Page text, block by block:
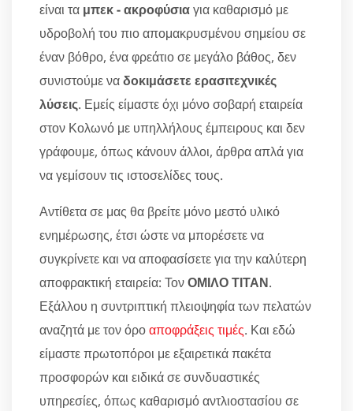
είναι τα μπεκ - ακροφύσιαγια καθαρισμό με
υδροβολή του πιο απομακρυσμένου σημείου σε
έναν βόθρο, ένα φρεάτιο σε μεγάλο βάθος, δεν
συνιστούμε ναδοκιμάσετε ερασιτεχνικές
λύσεις. Εμείς είμαστε όχι μόνο σοβαρή εταιρεία
στον Κολωνό με υπηλλήλους έμπειρους και δεν
γράφουμε, όπως κάνουν άλλοι, άρθρα απλά για
να γεμίσουν τις ιστοσελίδες τους.
Αντίθετα σε μας θα βρείτε μόνο μεστό υλικό
ενημέρωσης, έτσι ώστε να μπορέσετε να
συγκρίνετε και να αποφασίσετε για την καλύτερη
αποφρακτική εταιρεία: ΤονΟΜΙΛΟ ΤΙΤΑΝ.
Εξάλλου η συντριπτική πλειοψηφία των πελατών
αναζητά με τον όροαποφράξεις τιμές. Και εδώ
είμαστε πρωτοπόροι με εξαιρετικά πακέτα
προσφορών και ειδικά σε συνδυαστικές
υπηρεσίες, όπως καθαρισμό αντλιοστασίου σε